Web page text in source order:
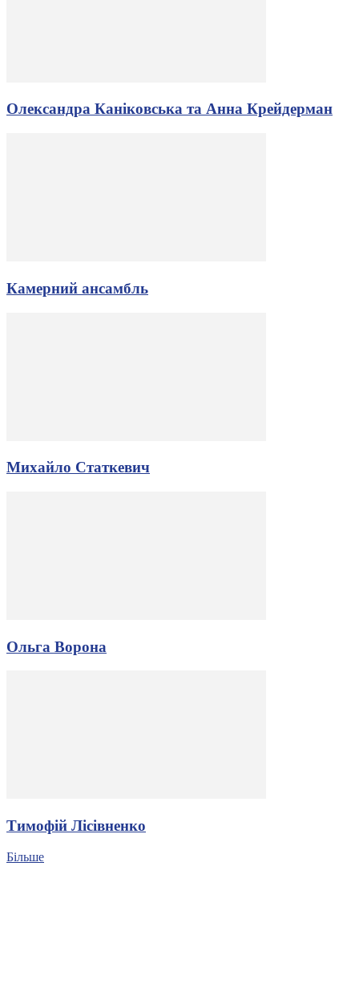
Олександра Каніковська та Анна Крейдерман
Камерний ансамбль
Михайло Статкевич
Ольга Ворона
Тимофій Лісівненко
Більше